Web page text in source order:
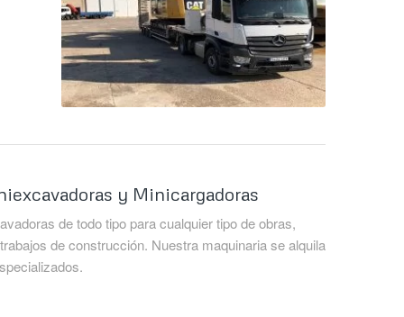
y Minicargadoras
de todo tipo para cualquier tipo de obras,
de construcción. Nuestra maquinaria se alquila